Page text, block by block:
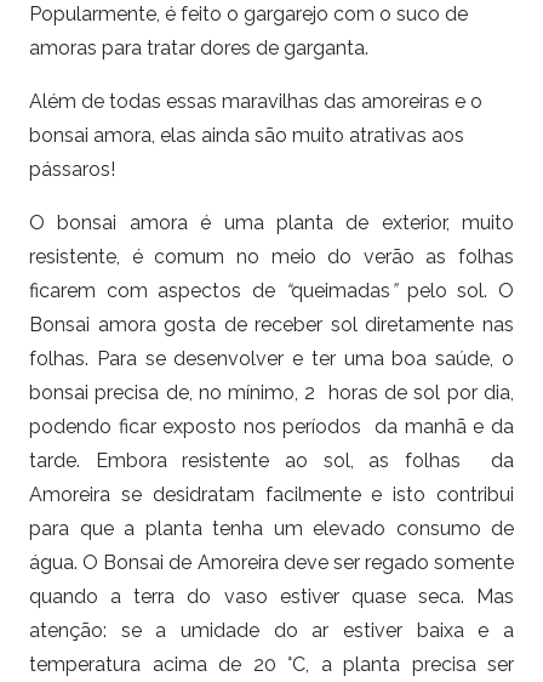
Popularmente, é feito o gargarejo com o suco de
amoras para tratar dores de garganta.
Além de todas essas maravilhas das amoreiras e o
bonsai amora, elas ainda são muito atrativas aos
pássaros!
O bonsai amora é uma planta de exterior, muito
resistente, é comum no meio do verão as folhas
ficarem com aspectos de “queimadas ” pelo sol. O
Bonsai amora gosta de receber sol diretamente nas
folhas. Para se desenvolver e ter uma boa saúde, o
bonsai precisa de, no mínimo, 2 horas de sol por dia,
podendo ficar exposto nos períodos da manhã e da
tarde. Embora resistente ao sol, as folhas da
Amoreira se desidratam facilmente e isto contribui
para que a planta tenha um elevado consumo de
água. O Bonsai de Amoreira deve ser regado somente
quando a terra do vaso estiver quase seca. Mas
atenção: se a umidade do ar estiver baixa e a
temperatura acima de 20 °C, a planta precisa ser